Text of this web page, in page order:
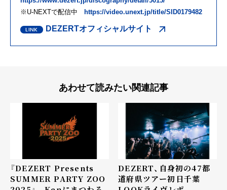
※U-NEXTで配信中
https://video.unext.jp/title/SID0179482
DEZERTオフィシャルサイト
あわせて読みたい関連記事
『DEZERT Presents
SUMMER PARTY ZOO
DEZERT、自身初の47都
道府県ツアー初日千葉